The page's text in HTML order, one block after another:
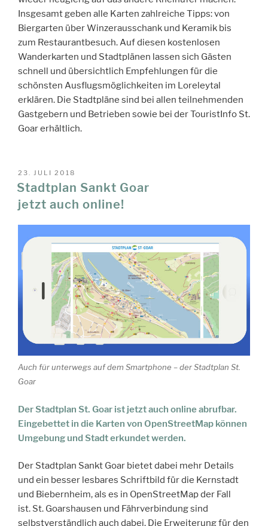
Insgesamt geben alle Karten zahlreiche Tipps: von
Biergarten über Winzerausschank und Keramik bis
zum Restaurantbesuch. Auf diesen kostenlosen
Wanderkarten und Stadtplänen lassen sich Gästen
schnell und übersichtlich Empfehlungen für die
schönsten Ausflugsmöglichkeiten im Loreleytal
erklären. Die Stadtpläne sind bei allen teilnehmenden
Gastgebern und Betrieben sowie bei der TouristInfo St.
Goar erhältlich.
VERÖFFENTLICHT
AM
23. JULI 2018
Stadtplan Sankt Goar
jetzt auch online!
Auch für unterwegs auf dem Smartphone – der Stadtplan St.
Goar
Der Stadtplan St. Goar ist jetzt auch online abrufbar.
Eingebettet in die Karten von OpenStreetMap können
Umgebung und Stadt erkundet werden.
Der Stadtplan Sankt Goar bietet dabei mehr Details
und ein besser lesbares Schriftbild für die Kernstadt
und Biebernheim, als es in OpenStreetMap der Fall
ist. St. Goarshausen und Fährverbindung sind
selbstverständlich auch dabei. Die Erweiterung für den